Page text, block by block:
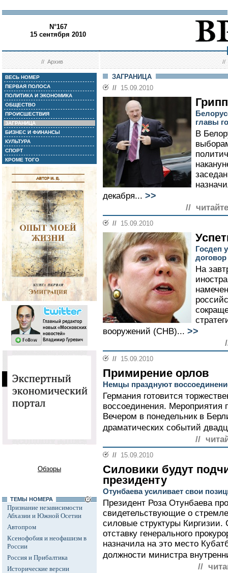
N°167
15 сентября 2010
//Архив //
ВЕСЬ НОМЕР
ПЕРВАЯ ПОЛОСА
ПОЛИТИКА И ЭКОНОМИКА
ОБЩЕСТВО
ПРОИСШЕСТВИЯ
ЗАГРАНИЦА
БИЗНЕС И ФИНАНСЫ
КУЛЬТУРА
СПОРТ
КРОМЕ ТОГО
Обзоры
ТЕМЫ НОМЕРА
Признание независимости
Абхазии и Южной Осетии
Автопром
Ксенофобия и неофашизм в
России
Россия и Прибалтика
Исторические версии
ЗАГРАНИЦА
// 15.09.2010
главы
В
декабря... >>
//
// 15.09.2010
Госдеп
На
вооружений (СНВ)... >>
// 15.09.2010
Примирение орлов
Немцы празднуют
Германия готовится
воссоединения. Мероприятия
Вечером в понедельник в
драматических событий
//
// 15.09.2010
Силовики будут
президенту
Отунбаева усиливает свои
Президент Роза Отунбаева
свидетельствующие о
силовые структуры
отставку генерального
назначила на это место
должности министра
//